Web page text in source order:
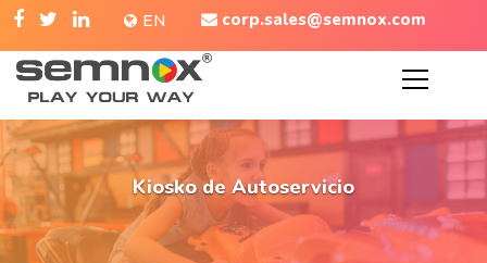
corp.sales@semnox.com
EN
Kiosko de Autoservicio